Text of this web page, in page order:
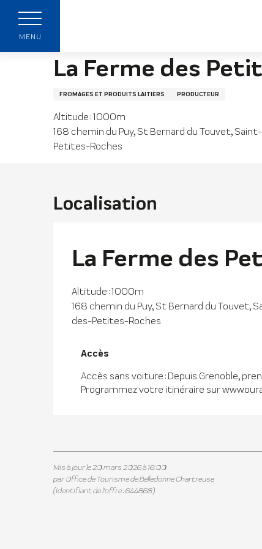
contenu
principal
MENU
La Ferme des
FROMAGES ET PRODUITS LAITIERS PRODUCTEUR
Altitude : 1000m
168 chemin du Puy, St Bernard du Touvet,
Petites-Roches
Localisation
La Ferme des
Altitude : 1000m
168 chemin du Puy, St Bernard du Touvet,
des-Petites-Roches
Accès
Accès
Accès sans voiture : Depuis Grenoble,
Programmez votre itinéraire sur
Mis à jour le 20 mars 2026 à 16:00
par Office de Tourisme de Belledonne Chartreuse
(Identifiant de l'offre :644868)